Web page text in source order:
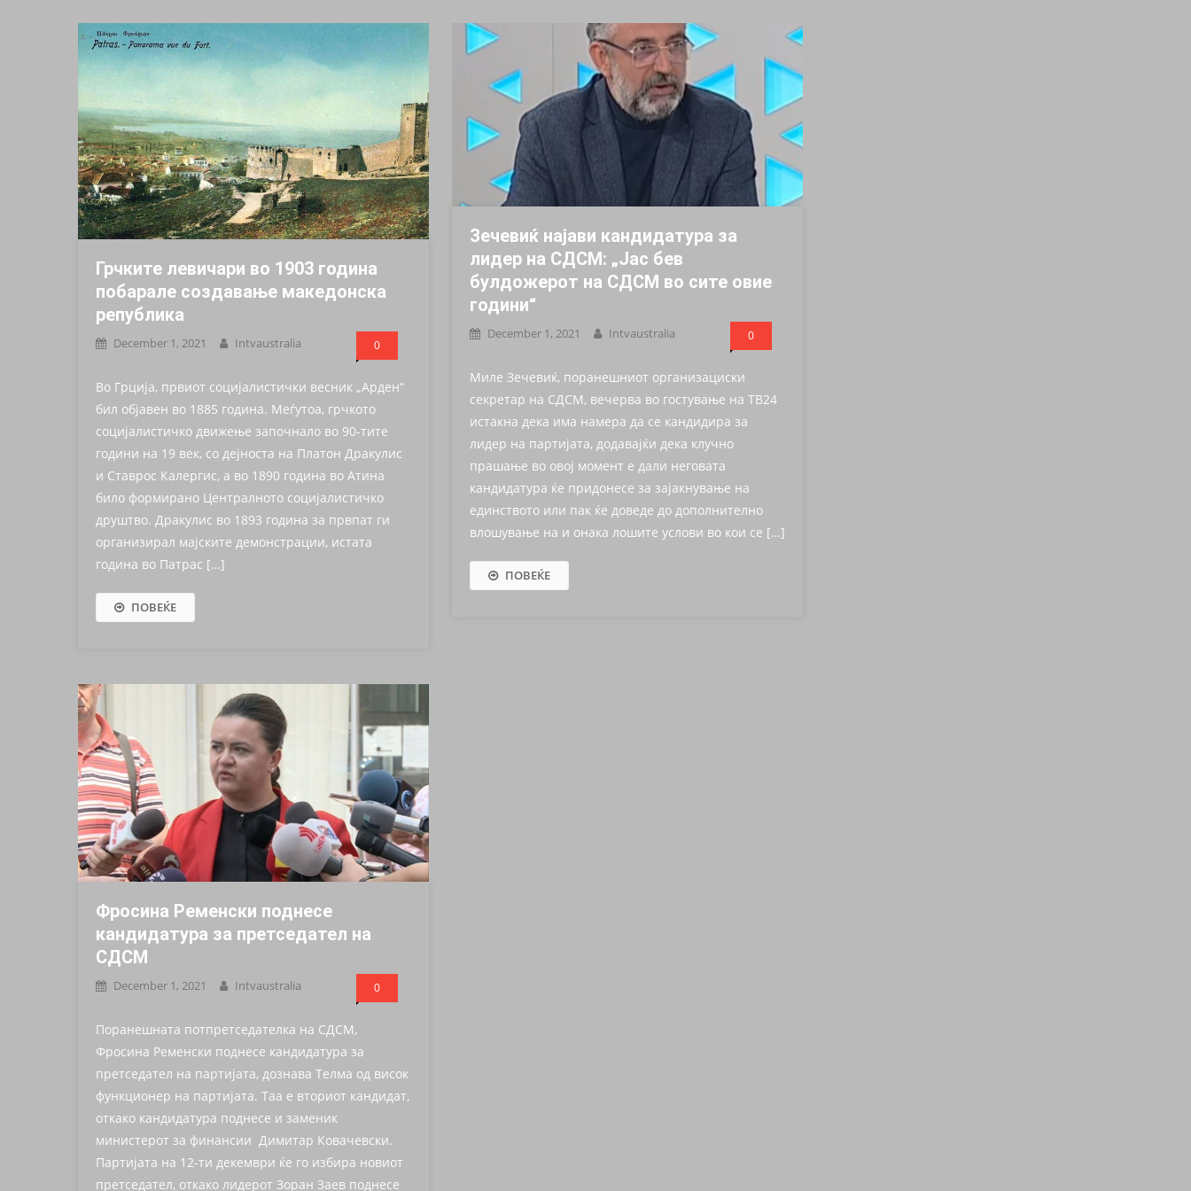
Грчките левичари во 1903 година
побарале создавање македонска
република
December 1, 2021 Intvaustralia 0
Во Грција, првиот социјалистички весник „Арден“
бил објавен во 1885 година. Меѓутоа, грчкото
социјалистичко движење започнало во 90-тите
години на 19 век, со дејноста на Платон Дракулис
и Ставрос Калергис, а во 1890 година во Атина
било формирано Централното социјалистичко
друштво. Дракулис во 1893 година за првпат ги
организирал мајските демонстрации, истата
година во Патрас […]
ПОВЕЌЕ
Зечевиќ најави кандидатура за
лидер на СДСМ: „Јас бев
булдожерот на СДСМ во сите овие
години“
December 1, 2021 Intvaustralia 0
Миле Зечевиќ, поранешниот организациски
секретар на СДСМ, вечерва во гостување на ТВ24
истакна дека има намера да се кандидира за
лидер на партијата, додавајќи дека клучно
прашање во овој момент е дали неговата
кандидатура ќе придонесе за зајакнување на
единството или пак ќе доведе до дополнително
влошување на и онака лошите услови во кои се […]
ПОВЕЌЕ
Фросина Ременски поднесе
кандидатура за претседател на
СДСМ
December 1, 2021 Intvaustralia 0
Поранешната потпретседателка на СДСМ,
Фросина Ременски поднесе кандидатура за
претседател на партијата, дознава Телма од висок
функционер на партијата. Таа е вториот кандидат,
откако кандидатура поднесе и заменик
министерот за финансии Димитар Ковачевски.
Партијата на 12-ти декември ќе го избира новиот
претседател, откако лидерот Зоран Заев поднесе